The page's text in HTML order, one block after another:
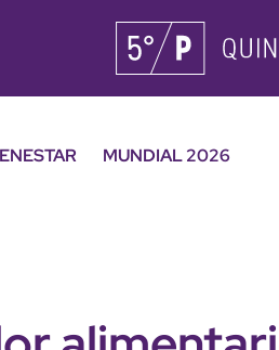
MUNDIAL 2026